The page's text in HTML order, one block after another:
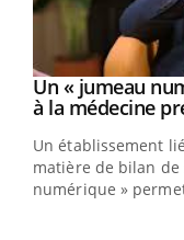
Youtube
Un « jumeau
à la médecine
Un établissement
matière de bilan
numérique »